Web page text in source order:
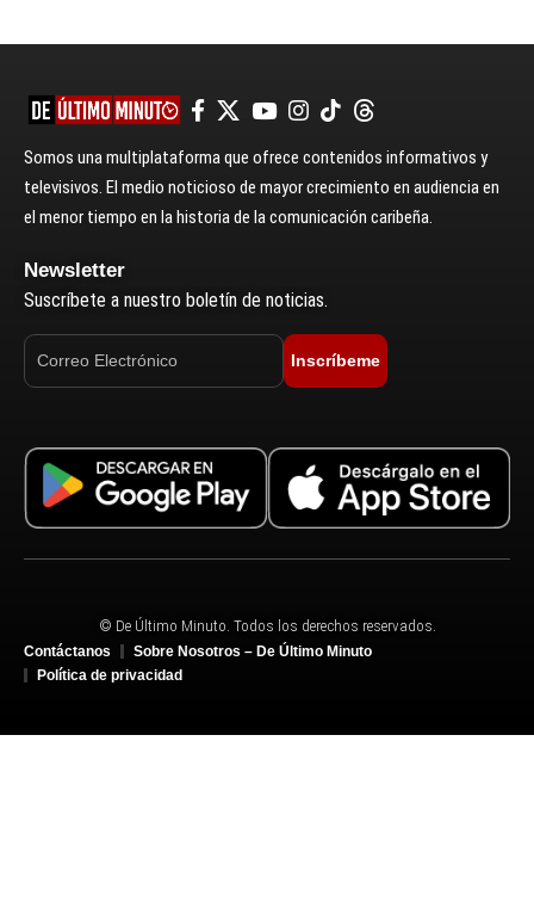
Somos una multiplataforma que ofrece contenidos informativos y
televisivos. El medio noticioso de mayor crecimiento en audiencia en
el menor tiempo en la historia de la comunicación caribeña.
Newsletter
Suscríbete a nuestro boletín de noticias.
Inscríbeme
© De Último Minuto. Todos los derechos reservados.
Contáctanos
Sobre Nosotros – De Último Minuto
Política de privacidad